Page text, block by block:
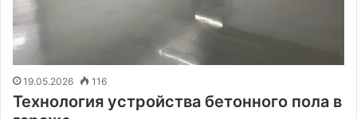
19.05.2026 116
Технология устройства бетонного пола в